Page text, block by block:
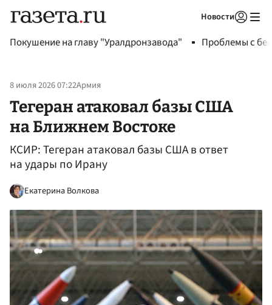
Новости
Покушение на главу "Уралдронзавода" Проблемы с
8 июля 2026 07:22Армия
Тегеран атаковал базы США
на Ближнем Востоке
КСИР: Тегеран атаковал базы США в ответ
на удары по Ирану
Екатерина Волкова